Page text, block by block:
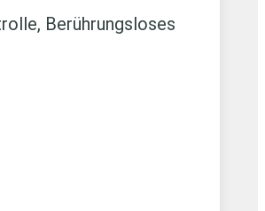
Berührungsloses